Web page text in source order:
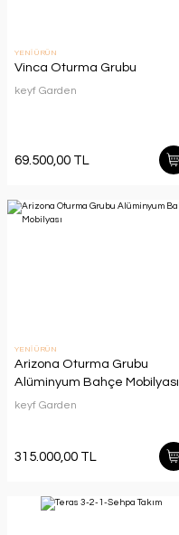
YENİ ÜRÜN
Vinca Oturma Grubu
keyf Garden
69.500,00 TL
YENİ ÜRÜN
Arizona Oturma Grubu
Alüminyum Bahçe Mobilyası
keyf Garden
315.000,00 TL